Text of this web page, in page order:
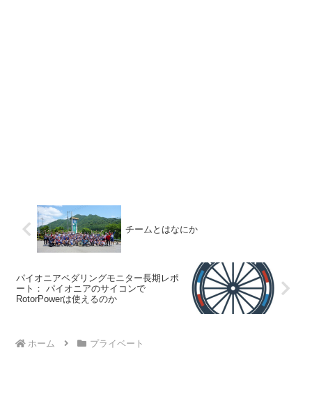
チームとはなにか
パイオニアペダリングモニター長期レポ
ート： パイオニアのサイコンで
RotorPowerは使えるのか
ホーム プライベート